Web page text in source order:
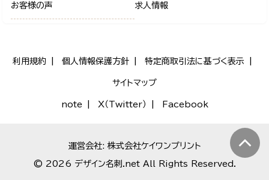
お客様の声 求人情報
利用規約 個人情報保護方針 特定商取引法に基づく表示
サイトマップ
note X（Twitter） Facebook
運営会社: 株式会社ケイワンプリント
© 2026 デザイン名刺.net All Rights Reserved.